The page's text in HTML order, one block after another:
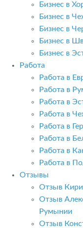
Бизнес в
Бизнес в
Бизнес в
Бизнес в
Бизнес в
Работа
Работа в
Работа в
Работа в
Работа в
Работа в
Работа в
Работа в
Работа в
Отзывы
Отзыв
Отзыв
Румынии
Отзыв